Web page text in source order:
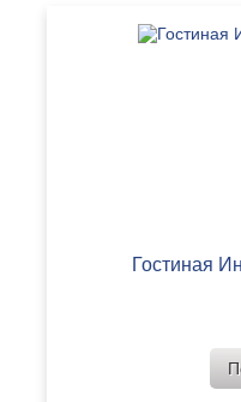
Гостиная